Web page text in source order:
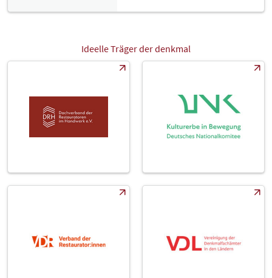
Ideelle Träger der denkmal